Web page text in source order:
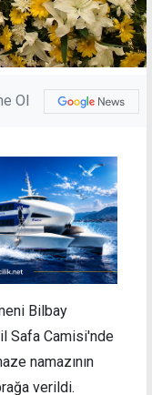
Ol
Bilbay
Safa Camisi'nde
namazının
verildi.